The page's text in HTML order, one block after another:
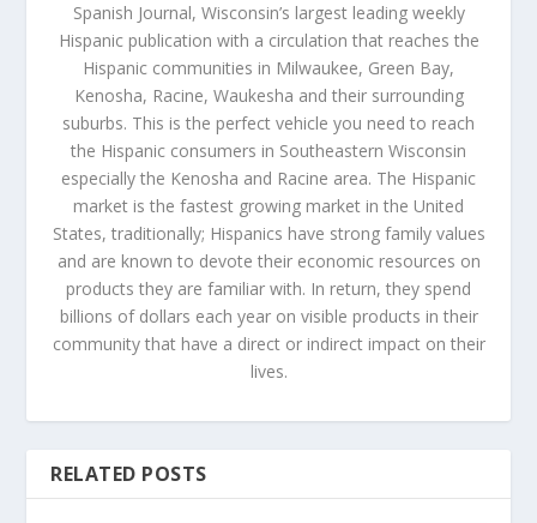
Spanish Journal, Wisconsin’s largest leading weekly
Hispanic publication with a circulation that reaches the
Hispanic communities in Milwaukee, Green Bay,
Kenosha, Racine, Waukesha and their surrounding
suburbs. This is the perfect vehicle you need to reach
the Hispanic consumers in Southeastern Wisconsin
especially the Kenosha and Racine area. The Hispanic
market is the fastest growing market in the United
States, traditionally; Hispanics have strong family values
and are known to devote their economic resources on
products they are familiar with. In return, they spend
billions of dollars each year on visible products in their
community that have a direct or indirect impact on their
lives.
RELATED POSTS